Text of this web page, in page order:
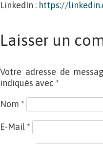
LinkedIn : https://
Laisser un
Votre adresse de
indiqués avec *
Nom *
E-Mail *